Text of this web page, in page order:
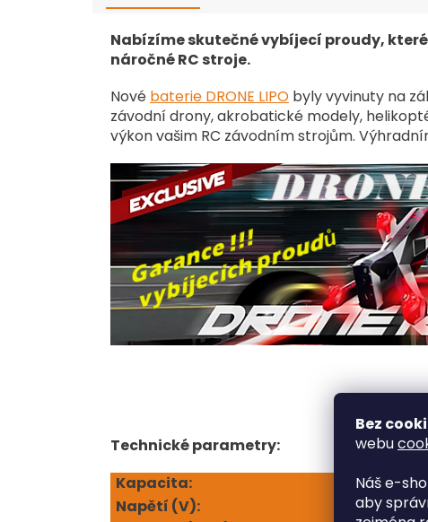
Bez
webu
Náš e-
aby
Nabízíme skutečné vybíjecí proudy,
náročné RC stroje.
Nové baterie DRONE LIPO byly vyvinuty na
závodní drony, akrobatické modely,
výkon vašim RC závodním strojům.
Technické parametry:
Kapacita:
Napětí (V):